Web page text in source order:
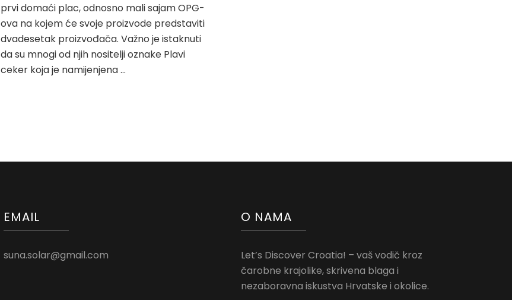
prvi domaći plac, odnosno mali sajam OPG-
ova na kojem će svoje proizvode predstaviti
dvadesetak proizvođača. Važno je istaknuti
da su mnogi od njih nositelji oznake Plavi
ceker koja je namijenjena …
EMAIL
suna.solar@gmail.com
O NAMA
Let’s Discover Croatia! – vaš vodič kroz
čarobne krajolike, skrivena blaga i
nezaboravna iskustva Hrvatske i okolice.